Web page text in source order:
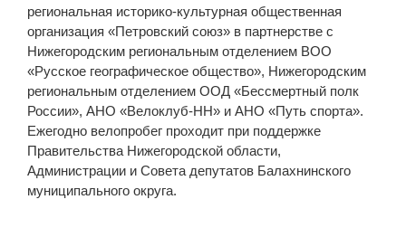
региональная историко-культурная общественная
организация «Петровский союз» в партнерстве с
Нижегородским региональным отделением ВОО
«Русское географическое общество», Нижегородским
региональным отделением ООД «Бессмертный полк
России», АНО «Велоклуб-НН» и АНО «Путь спорта».
Ежегодно велопробег проходит при поддержке
Правительства Нижегородской области,
Администрации и Совета депутатов Балахнинского
муниципального округа.